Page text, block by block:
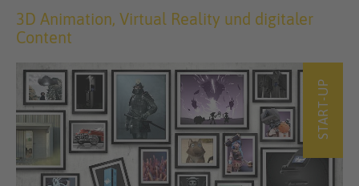
3D Animation, Virtual Reality und digitaler
Content
START-UP